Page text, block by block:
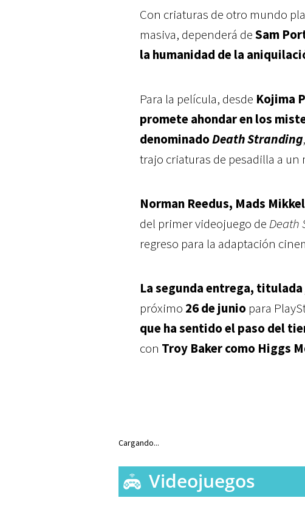
Con criaturas de otro mundo
masiva, dependerá deSam
la humanidad de la
Para la película, desde Kojima
promete ahondar en los
denominadoDeath Stranding
trajo criaturas de pesadilla a
Norman Reedus, Mads
del primer videojuego de Death
regreso para la adaptación
La segunda entrega, titulada
próximo 26 de junio para
que ha sentido el paso del
con Troy Baker como Higgs
Cargando...
Videojuegos